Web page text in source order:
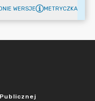
WERSJE METRYCZKA